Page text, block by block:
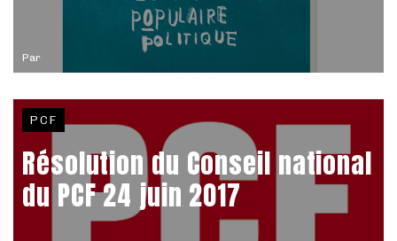
Par
PCF
Résolution du Conseil national
du PCF 24 juin 2017